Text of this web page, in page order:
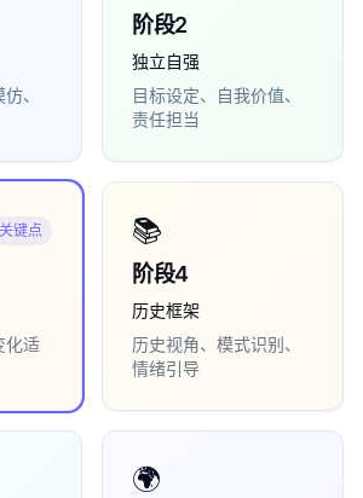
、
阶段2
独立自强
目标设定、自我价值、
责任担当
关键点
化适
📚
阶段4
历史框架
历史视角、模式识别、
情绪引导
🌍